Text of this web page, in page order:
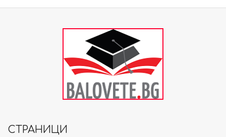
СТРАНИЦИ